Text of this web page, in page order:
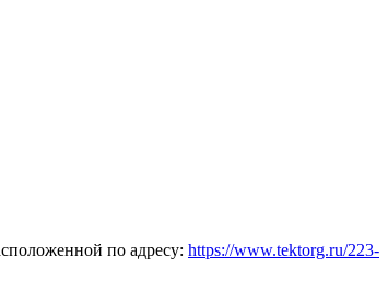
по адресу: https://www.tektorg.ru/223-